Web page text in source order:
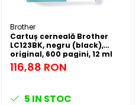
Hard disk-uri externe
Card reader
Placi captura
Accesorii retelistica
PDU
Brother
Cartuș cerneală Brother
LC123BK, negru (black),
original, 600 pagini, 12 ml
116,88 RON
5 IN STOC